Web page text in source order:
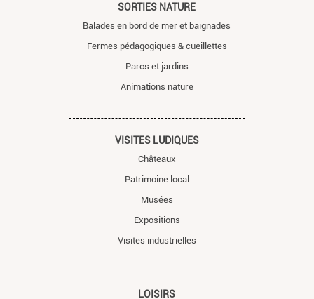
SORTIES NATURE
Balades en bord de mer et baignades
Fermes pédagogiques & cueillettes
Parcs et jardins
Animations nature
VISITES LUDIQUES
Châteaux
Patrimoine local
Musées
Expositions
Visites industrielles
LOISIRS